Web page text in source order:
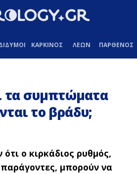
ΚΑΡΚΙΝΟΣ ΛΕΩΝ ΠΑΡΘΕΝΟΣ
τα συμπτώματα
το βράδυ;
ότι o κιρκάδιος ρυθμός,
μπορούν να